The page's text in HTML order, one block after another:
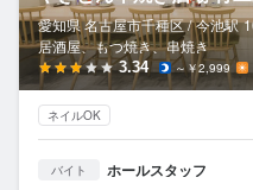
愛知県 名古屋市千種区 / 今池駅
居酒屋、もつ焼き、串焼き
3.34 ～￥2,999
ネイルOK
バイト ホールスタッフ